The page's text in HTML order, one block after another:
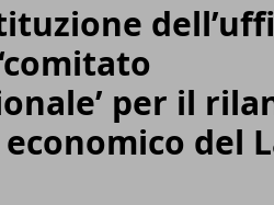
per il
del